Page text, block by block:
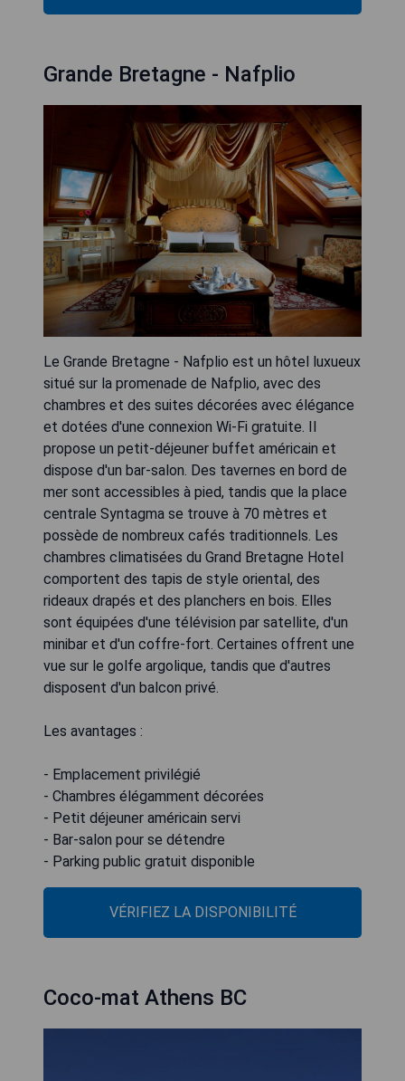
Grande Bretagne - Nafplio
Le Grande Bretagne - Nafplio est un hôtel luxueux
situé sur la promenade de Nafplio, avec des
chambres et des suites décorées avec élégance
et dotées d'une connexion Wi-Fi gratuite. Il
propose un petit-déjeuner buffet américain et
dispose d'un bar-salon. Des tavernes en bord de
mer sont accessibles à pied, tandis que la place
centrale Syntagma se trouve à 70 mètres et
possède de nombreux cafés traditionnels. Les
chambres climatisées du Grand Bretagne Hotel
comportent des tapis de style oriental, des
rideaux drapés et des planchers en bois. Elles
sont équipées d'une télévision par satellite, d'un
minibar et d'un coffre-fort. Certaines offrent une
vue sur le golfe argolique, tandis que d'autres
disposent d'un balcon privé.
Les avantages :
- Emplacement privilégié
- Chambres élégamment décorées
- Petit déjeuner américain servi
- Bar-salon pour se détendre
- Parking public gratuit disponible
VÉRIFIEZ LA DISPONIBILITÉ
Coco-mat Athens BC